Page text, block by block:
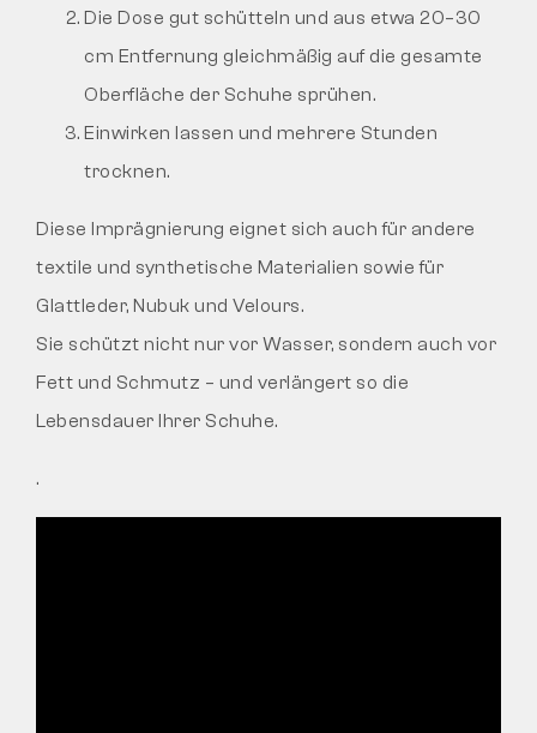
Die Dose gut schütteln und aus etwa 20–30
cm Entfernung gleichmäßig auf die gesamte
Oberfläche der Schuhe sprühen.
Einwirken lassen und mehrere Stunden
trocknen.
Diese Imprägnierung eignet sich auch für andere
textile und synthetische Materialien sowie für
Glattleder, Nubuk und Velours.
Sie schützt nicht nur vor Wasser, sondern auch vor
Fett und Schmutz – und verlängert so die
Lebensdauer Ihrer Schuhe.
.